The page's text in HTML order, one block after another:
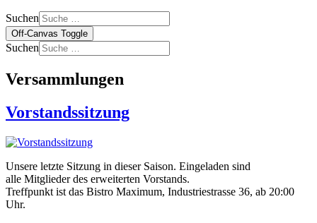
Suchen
Off-Canvas Toggle
Suchen
Versammlungen
Vorstandssitzung
Unsere letzte Sitzung in dieser Saison. Eingeladen sind
alle Mitglieder des erweiterten Vorstands.
Treffpunkt ist das Bistro Maximum, Industriestrasse 36, ab 20:00
Uhr.